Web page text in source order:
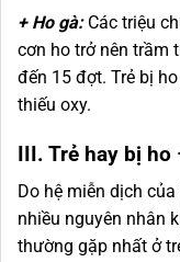
+ Ho gà:Các triệu
cơn ho trở nên trầm
đến 15 đợt. Trẻ bị
thiếu oxy.
III. Trẻ hay bị ho
Do hệ miễn dịch
nhiều nguyên nhân
thường gặp nhất ở